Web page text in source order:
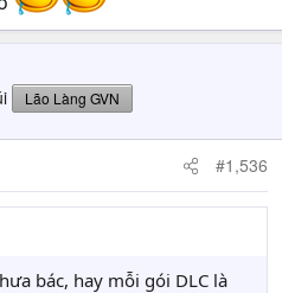
Lão Làng GVN
#1,536
bác, hay mỗi gói DLC là